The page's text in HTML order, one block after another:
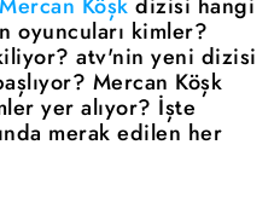
oyuncuları kimler?
atv'nin yeni dizisi
Mercan Köşk
yer alıyor? İşte
merak edilen her